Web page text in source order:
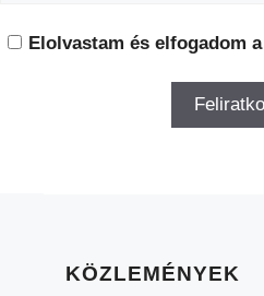
Elolvastam és elfogadom a
KÖZLEMÉNYEK